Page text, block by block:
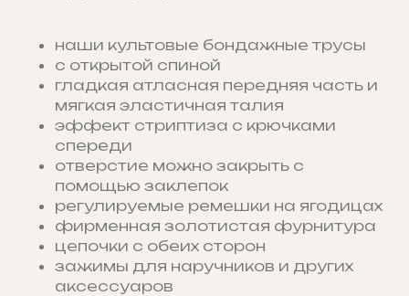
наши культовые бондажные трусы
с открытой спиной
гладкая атласная передняя часть и
мягкая эластичная талия
эффект стриптиза с крючками
спереди
отверстие можно закрыть с
помощью заклепок
регулируемые ремешки на ягодицах
фирменная золотистая фурнитура
цепочки с обеих сторон
зажимы для наручников и других
аксессуаров